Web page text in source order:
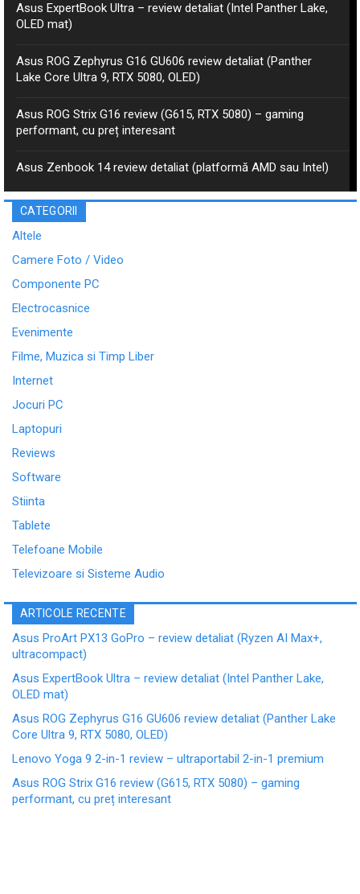
Asus ExpertBook Ultra – review detaliat (Intel Panther Lake,
OLED mat)
Asus ROG Zephyrus G16 GU606 review detaliat (Panther
Lake Core Ultra 9, RTX 5080, OLED)
Asus ROG Strix G16 review (G615, RTX 5080) – gaming
performant, cu preț interesant
Asus Zenbook 14 review detaliat (platformă AMD sau Intel)
CATEGORII
Altele
Camere Foto / Video
Componente PC
Electrocasnice
Evenimente
Filme, Muzica si Timp Liber
Internet
Jocuri PC
Laptopuri
Reviews
Software
Stiinta
Tablete
Telefoane Mobile
Televizoare si Sisteme Audio
ARTICOLE RECENTE
Asus ProArt PX13 GoPro – review detaliat (Ryzen AI Max+,
ultracompact)
Asus ExpertBook Ultra – review detaliat (Intel Panther Lake,
OLED mat)
Asus ROG Zephyrus G16 GU606 review detaliat (Panther Lake
Core Ultra 9, RTX 5080, OLED)
Lenovo Yoga 9 2-in-1 review – ultraportabil 2-in-1 premium
Asus ROG Strix G16 review (G615, RTX 5080) – gaming
performant, cu preț interesant